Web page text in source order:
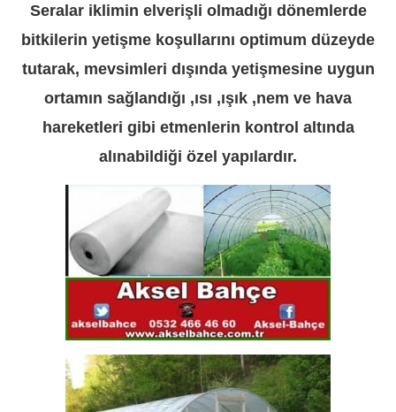
Seralar iklimin elverişli olmadığı dönemlerde
bitkilerin yetişme koşullarını optimum düzeyde
tutarak, mevsimleri dışında yetişmesine uygun
ortamın sağlandığı ,ısı ,ışık ,nem ve hava
hareketleri gibi etmenlerin kontrol altında
alınabildiği özel yapılardır.